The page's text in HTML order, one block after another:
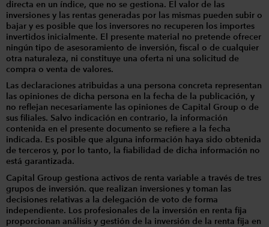
directa en un índice, que no se gestiona. El valor de las
inversiones y las rentas generadas por las mismas pueden subir o
bajar y es posible que los inversores no recuperen los importes
invertidos inicialmente. El presente material no pretende ofrecer
ningún tipo de asesoramiento de inversión, fiscal o de cualquier
otra naturaleza, ni constituye una oferta ni una solicitud de
compra o venta de valores.
Las declaraciones atribuidas a una persona concreta representan
las opiniones de dicha persona en la fecha de la publicación, y
no reflejan necesariamente las opiniones de Capital Group o de
sus filiales. Salvo indicación en contrario, la información
contenida en el presente documento se refiere a la fecha
indicada. Es posible que alguna información haya sido obtenida
de terceros y, por lo tanto, la fiabilidad de dicha información no
está garantizada.
Capital Group gestiona activos de renta variable a través de tres
grupos de inversión. que realizan inversiones y toman las
decisiones relativas a la delegación de voto de forma
independiente. Los profesionales de la inversión en renta fija
proporcionan análisis y gestión de la inversión de la renta fija en